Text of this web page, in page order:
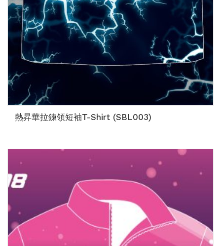
熱昇華拉鍊領短袖T-Shirt (SBL003)